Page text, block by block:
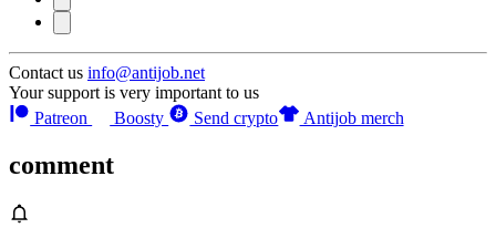
Contact us info@antijob.net
Your support is very important to us
Patreon
Boosty Send crypto Antijob merch
comment